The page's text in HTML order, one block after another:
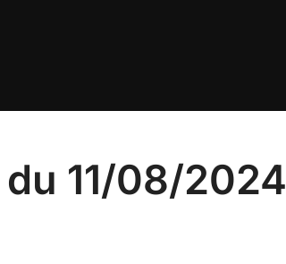
11/08/2024